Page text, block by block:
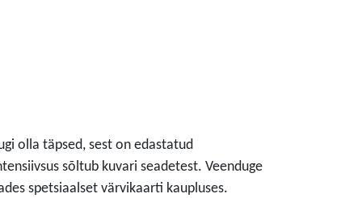
olla täpsed, sest on edastatud
sõltub kuvari seadetest. Veenduge
spetsiaalset värvikaarti kaupluses.